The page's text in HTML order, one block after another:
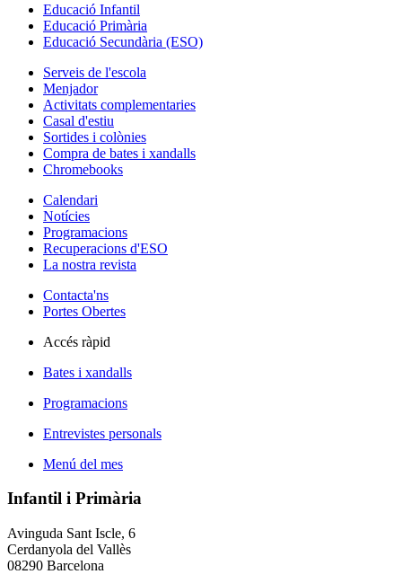
Educació Infantil
Educació Primària
Educació Secundària (ESO)
Serveis de l'escola
Menjador
Activitats complementaries
Casal d'estiu
Sortides i colònies
Compra de bates i xandalls
Chromebooks
Calendari
Notícies
Programacions
Recuperacions d'ESO
La nostra revista
Contacta'ns
Portes Obertes
Accés ràpid
Bates i xandalls
Programacions
Entrevistes personals
Menú del mes
Infantil i Primària
Avinguda Sant Iscle, 6
Cerdanyola del Vallès
08290 Barcelona